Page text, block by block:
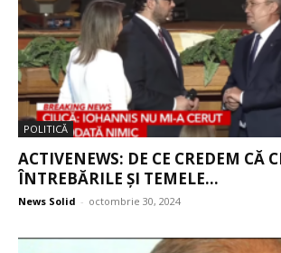
POLITICĂ
ACTIVENEWS: DE CE CREDEM CĂ
ÎNTREBĂRILE ȘI TEMELE...
News Solid - octombrie 30, 2024